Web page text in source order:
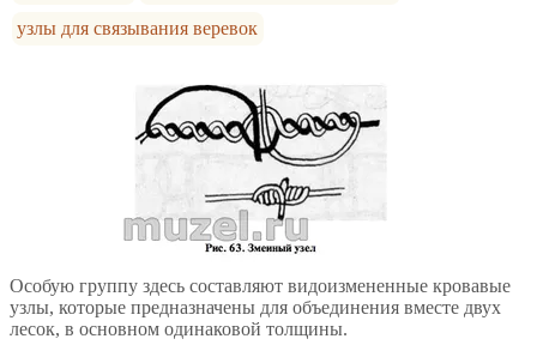
узлы для связывания веревок
Особую группу здесь составляют видоизмененные кровавые
узлы, которые предназначены для объединения вместе двух
лесок, в основном одинаковой толщины.